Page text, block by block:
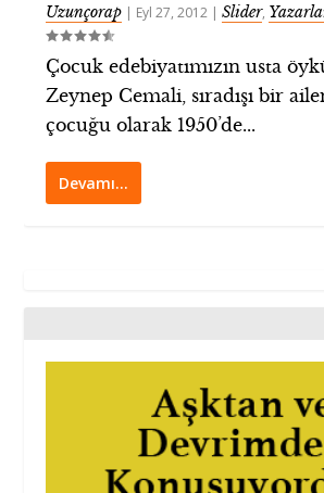
Uzunçorap | Eyl 27, 2012 |Slider,
Çocuk edebiyatımızın usta
Zeynep Cemali, sıradışı bir
çocuğu olarak 1950’de...
Devamı…